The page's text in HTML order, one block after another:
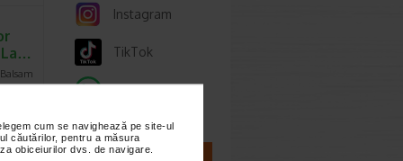
cum se navighează pe site-ul
căutărilor, pentru a măsura
obiceiurilor dvs. de navigare.
Instagram
TikTok
Whatsapp
CALCULATOARE